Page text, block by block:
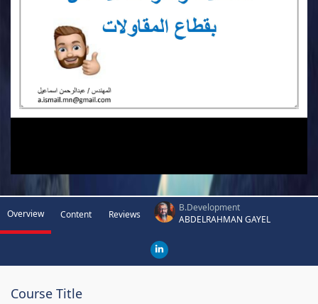
Overview Content Reviews
B.Development
ABDELRAHMAN GAYEL
Course Title